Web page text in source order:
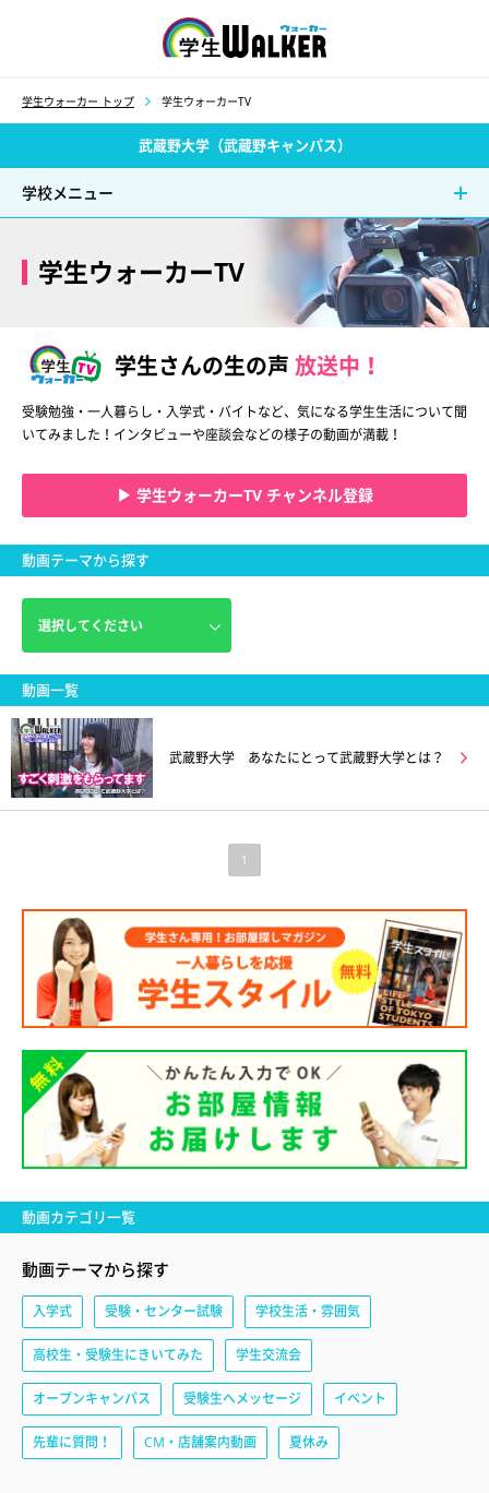
学生ウォーカー トップ 学生ウォーカーTV
武蔵野大学（武蔵野キャンパス）
学校メニュー
学生ウォーカーTV
学生さんの生の声 放送中！
受験勉強・一人暮らし・入学式・バイトなど、気になる学生生活について聞
いてみました！インタビューや座談会などの様子の動画が満載！
▶ 学生ウォーカーTV チャンネル登録
動画テーマから探す
動画一覧
武蔵野大学 あなたにとって武蔵野大学とは？
1
動画カテゴリ一覧
動画テーマから探す
入学式 受験・センター試験 学校生活・雰囲気
高校生・受験生にきいてみた 学生交流会
オープンキャンパス 受験生へメッセージ イベント
先輩に質問！ CM・店舗案内動画 夏休み